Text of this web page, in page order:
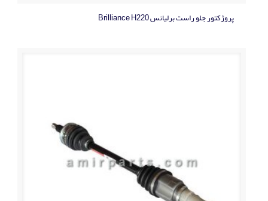
پروژکتور جلو راست برلیانس Brilliance H220